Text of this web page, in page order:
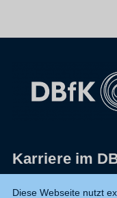
Karriere im
Diese Webseite nutzt